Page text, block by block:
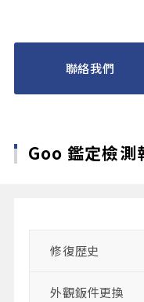
聯絡我們
Goo 鑑定檢測
修復歴史
外觀鈑件更換